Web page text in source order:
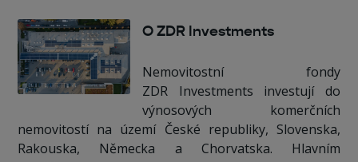
O ZDR Investments
Nemovitostní fondy
ZDR Investments investují do
výnosových komerčních
nemovitostí na území České republiky, Slovenska,
Rakouska, Německa a Chorvatska. Hlavním